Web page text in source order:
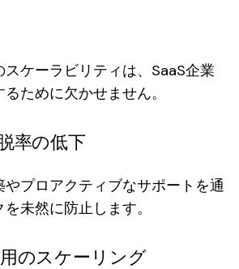
ケーラビリティは、SaaS企業
ために欠かせません。
率の低下
プロアクティブなサポートを通
未然に防止します。
のスケーリング